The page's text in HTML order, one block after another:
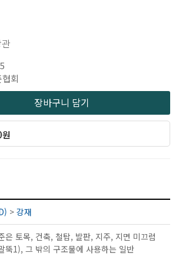
회
장바구니 담기
> 강재
은 토목, 건축, 철탑, 발판, 지주, 지면 미끄럼
뚝1), 그 밖의 구조물에 사용하는 일반